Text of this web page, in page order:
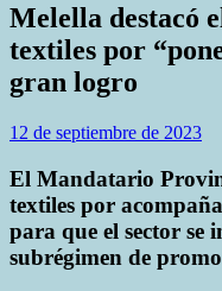
Melella destacó
textiles por
gran logro
12 de septiembre de 2023
El Mandatario
textiles por
para que el sector se
subrégimen de